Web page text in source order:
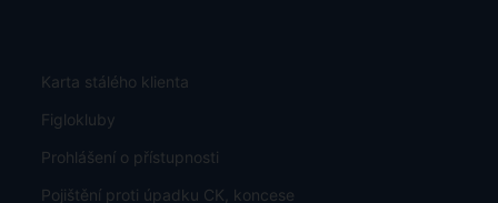
Karta stálého klienta
Figlokluby
Prohlášení o přístupnosti
Pojištění proti úpadku CK, koncese